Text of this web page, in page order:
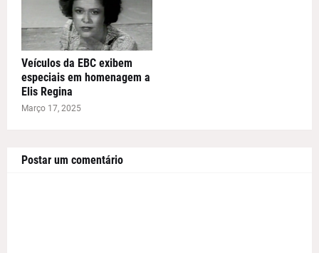
Veículos da EBC exibem
especiais em homenagem a
Elis Regina
Março 17, 2025
Postar um comentário